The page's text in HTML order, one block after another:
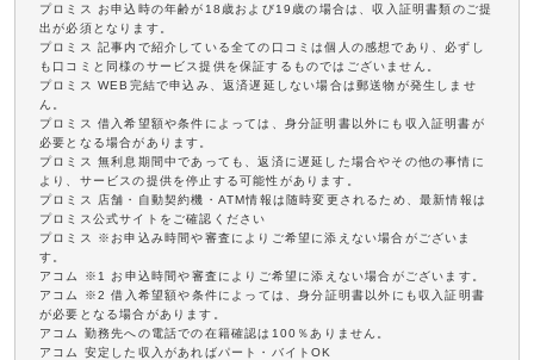
プロミス お申込時の年齢が18歳および19歳の場合は、収入証明書類のご提
出が必須となります。
プロミス 記事内で紹介している全ての口コミは個人の感想であり、必ずし
も口コミと同様のサービス提供を保証するものではございません。
プロミス WEB完結で申込み、返済遅延しない場合は郵送物が発生しませ
ん。
プロミス 借入希望額や条件によっては、身分証明書以外にも収入証明書が
必要となる場合があります。
プロミス 無利息期間中であっても、返済に遅延した場合やその他の事情に
より、サービスの提供を停止する可能性があります。
プロミス 店舗・自動契約機・ATM情報は随時変更されるため、最新情報は
プロミス公式サイトをご確認ください
プロミス ※お申込み時間や審査によりご希望に添えない場合がございま
す。
アコム ※1 お申込時間や審査によりご希望に添えない場合がございます。
アコム ※2 借入希望額や条件によっては、身分証明書以外にも収入証明書
が必要となる場合があります。
アコム 勤務先への電話での在籍確認は100％ありません。
アコム 安定した収入があればパート・バイトOK